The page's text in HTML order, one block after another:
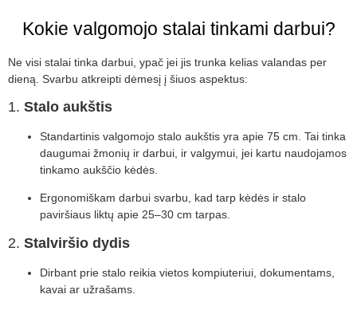
Kokie valgomojo stalai tinkami darbui?
Ne visi stalai tinka darbui, ypač jei jis trunka kelias valandas per
dieną. Svarbu atkreipti dėmesį į šiuos aspektus:
1. Stalo aukštis
Standartinis valgomojo stalo aukštis yra apie 75 cm. Tai tinka
daugumai žmonių ir darbui, ir valgymui, jei kartu naudojamos
tinkamo aukščio kėdės.
Ergonomiškam darbui svarbu, kad tarp kėdės ir stalo
paviršiaus liktų apie 25–30 cm tarpas.
2. Stalviršio dydis
Dirbant prie stalo reikia vietos kompiuteriui, dokumentams,
kavai ar užrašams.